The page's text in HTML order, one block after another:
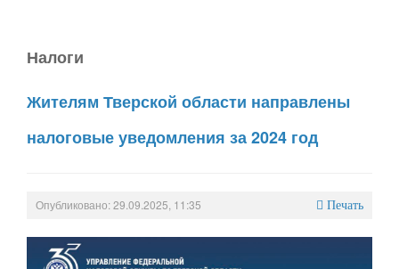
Налоги
Жителям Тверской области направлены
налоговые уведомления за 2024 год
Опубликовано: 29.09.2025, 11:35 Печать